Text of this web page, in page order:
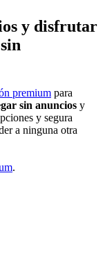
y disfrutar
premium para
sin anuncios y
y segura
a ninguna otra
.